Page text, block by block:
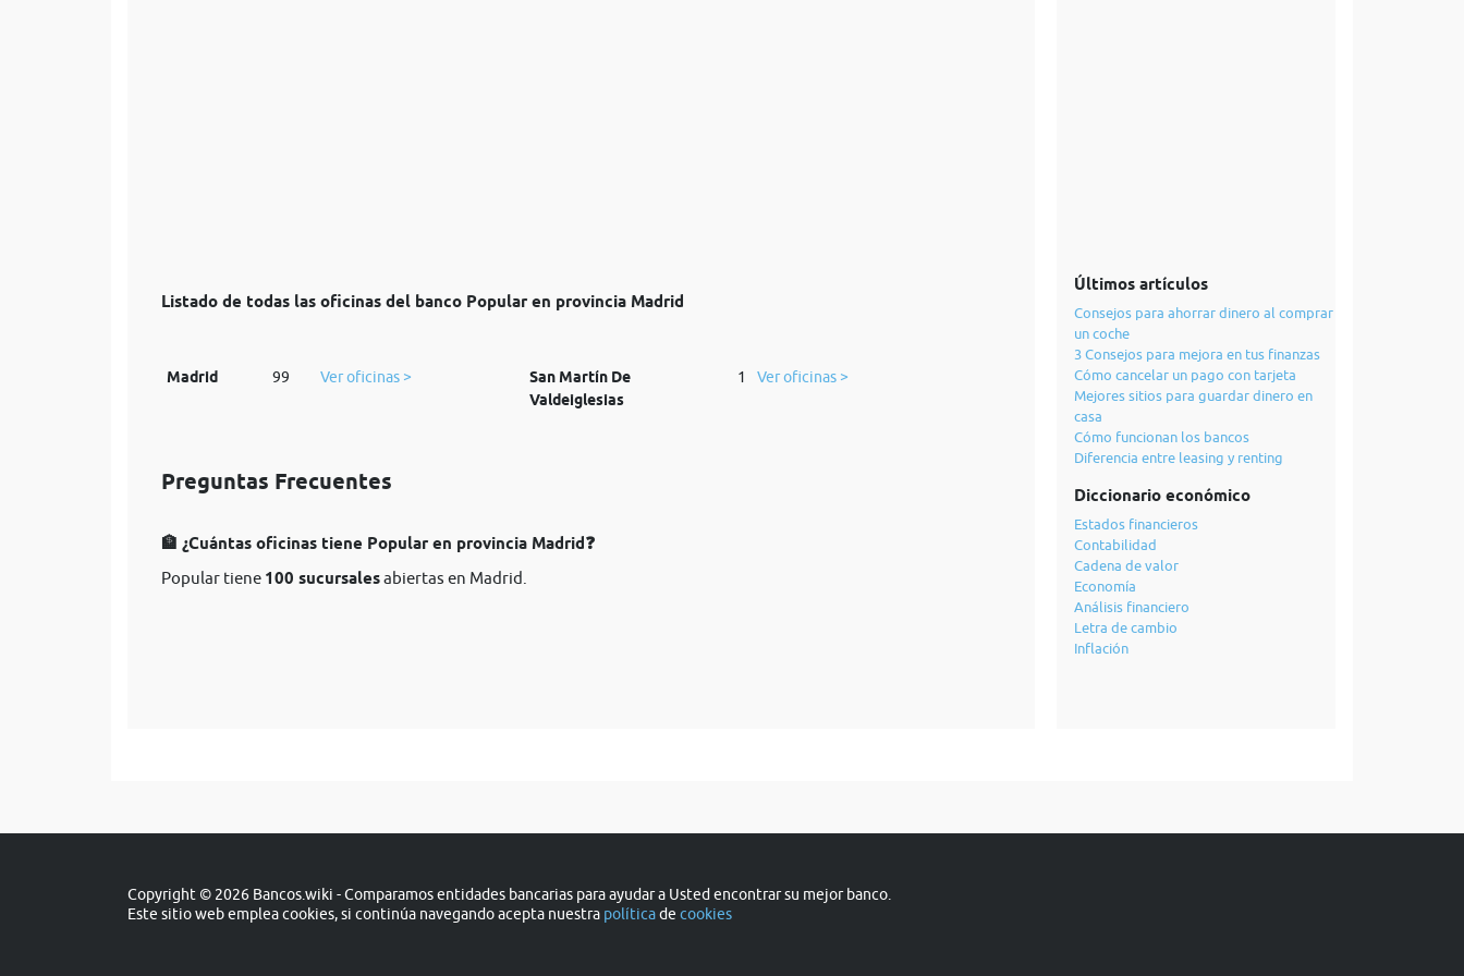
Listado de todas las oficinas del banco Popular en provincia Madrid
Madrid 99 Ver oficinas >
San Martín De
Valdeiglesias
1 Ver oficinas >
Preguntas Frecuentes
🏦 ¿Cuántas oficinas tiene Popular en provincia Madrid❓
Popular tiene 100 sucursalesabiertas en Madrid.
Últimos artículos
Consejos para ahorrar dinero al comprar
un coche
3 Consejos para mejora en tus finanzas
Cómo cancelar un pago con tarjeta
Mejores sitios para guardar dinero en
casa
Cómo funcionan los bancos
Diferencia entre leasing y renting
Diccionario económico
Estados financieros
Contabilidad
Cadena de valor
Economía
Análisis financiero
Letra de cambio
Inflación
Copyright © 2026 Bancos.wiki - Comparamos entidades bancarias para ayudar a Usted encontrar su mejor banco.
Este sitio web emplea cookies, si continúa navegando acepta nuestra políticade cookies